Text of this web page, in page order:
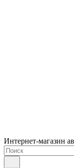
Интернет-магазин